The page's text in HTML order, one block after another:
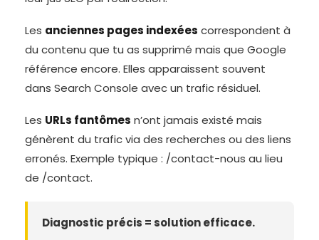
Les anciennes pages indexées correspondent à
du contenu que tu as supprimé mais que Google
référence encore. Elles apparaissent souvent
dans Search Console avec un trafic résiduel.
Les URLs fantômes n’ont jamais existé mais
génèrent du trafic via des recherches ou des liens
erronés. Exemple typique : /contact-nous au lieu
de /contact.
Diagnostic précis = solution efficace.